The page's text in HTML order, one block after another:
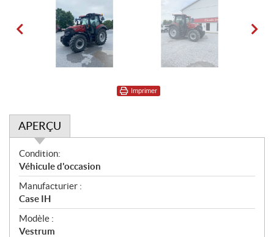
Imprimer
APERÇU
A
p
e
r
ç
u
Condition:
Véhicule d'occasion
Manufacturier :
Case IH
Modèle :
Vestrum